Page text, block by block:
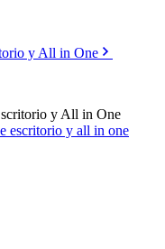
y All in One
y All in One
escritorio y all in one